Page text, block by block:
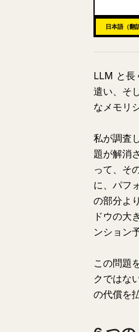
日本語（翻
LLM と長
遣い、そ
なメモリ
私が調査
題が解消
って、そ
に、パフ
の部分よ
ドウの大
ンション
この問題
クではな
の代償を